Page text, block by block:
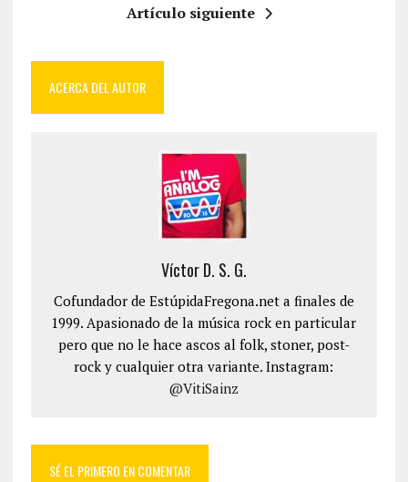
Artículo siguiente
ACERCA DEL AUTOR
Víctor D. S. G.
Cofundador de EstúpidaFregona.net a finales de
1999. Apasionado de la música rock en particular
pero que no le hace ascos al folk, stoner, post-
rock y cualquier otra variante. Instagram:
@VitiSainz
SÉ EL PRIMERO EN COMENTAR